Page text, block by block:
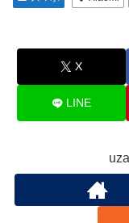
X
LINE